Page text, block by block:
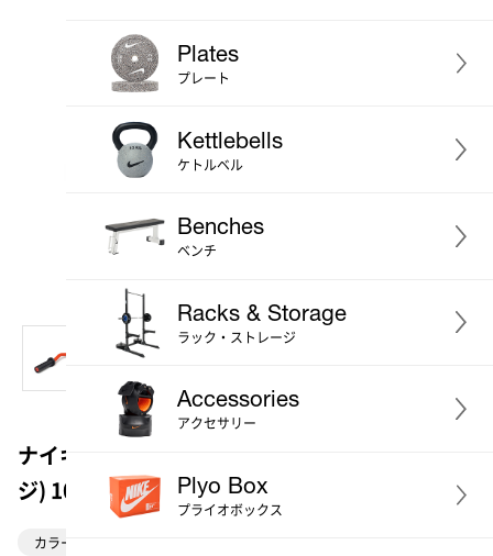
＃プライオボックス
Plates
プレート
Kettlebells
ケトルベル
Benches
ベンチ
Racks & Storage
ラック・ストレージ
Accessories
アクセサリー
Plyo Box
プライオボックス
ナイキストレングス シールドカールバー (オレン
ジ) 10kg
カラー：オレンジ